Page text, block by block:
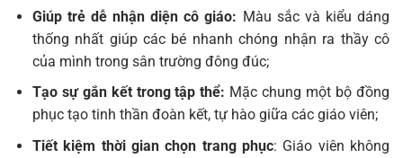
Giúp trẻ dễ nhận diện cô giáo: Màu sắc và kiểu dáng
thống nhất giúp các bé nhanh chóng nhận ra thầy cô
của mình trong sân trường đông đúc;
Tạo sự gắn kết trong tập thể: Mặc chung một bộ đồng
phục tạo tinh thần đoàn kết, tự hào giữa các giáo viên;
Tiết kiệm thời gian chọn trang phục: Giáo viên không